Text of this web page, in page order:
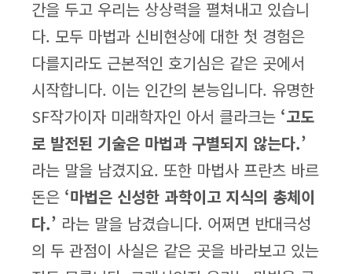
간을 두고 우리는 상상력을 펼쳐내고 있습니
다. 모두 마법과 신비현상에 대한 첫 경험은
다를지라도 근본적인 호기심은 같은 곳에서
시작합니다. 이는 인간의 본능입니다. 유명한
SF작가이자 미래학자인 아서 클라크는 ‘고도
로 발전된 기술은 마법과 구별되지 않는다.’
라는 말을 남겼지요. 또한 마법사 프란츠 바르
돈은 ‘마법은 신성한 과학이고 지식의 총체이
다.’ 라는 말을 남겼습니다. 어쩌면 반대극성
의 두 관점이 사실은 같은 곳을 바라보고 있는